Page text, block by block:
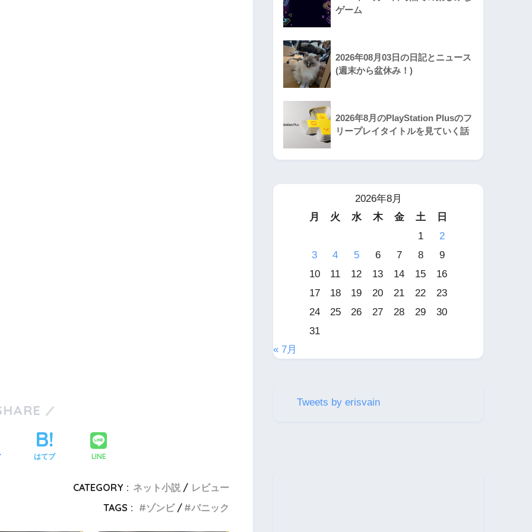
はてブ LINE
CATEGORY : ネット小説
レビュー
TAGS :
ゾンビ パニック
ゲーム
2026年08月03日の日記とニュース
(週末から盆休み！)
2026年8月のPlayStation Plusのフ
リープレイタイトルを見ていく話
2026年8月
月
火 水 木 金 土
日
1
2
3
4 5 6 7 8
9
10
11 12 13 14 15
16
17
18 19 20 21 22
23
24
25 26 27 28 29
30
31
« 7月
Tweets by erisvain